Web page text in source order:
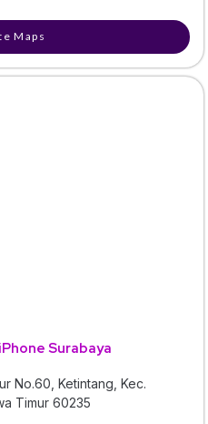
Maps
Surabaya
No.60, Ketintang, Kec.
Timur 60235